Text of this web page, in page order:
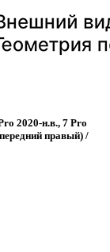
2020-н.в., 7 Pro
правый) /